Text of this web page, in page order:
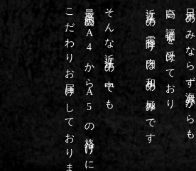
日本のみならず海外からも
高い評価を受けており
近江牛の霜降り肉は和牛の極みです
そんな近江牛の中でも
最高級のA4からA5の格付けに
こだわりお届けしております